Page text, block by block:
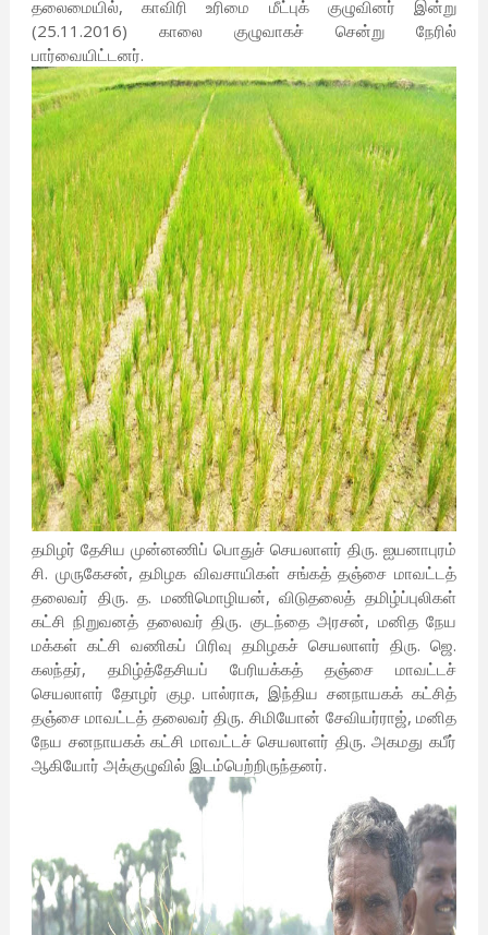
தலைமையில், காவிரி உரிமை மீட்புக் குழுவினர் இன்று
(25.11.2016) காலை குழுவாகச் சென்று நேரில்
பார்வையிட்டனர்.
தமிழர் தேசிய முன்னணிப் பொதுச் செயலாளர் திரு. ஐயனாபுரம்
சி. முருகேசன், தமிழக விவசாயிகள் சங்கத் தஞ்சை மாவட்டத்
தலைவர் திரு. த. மணிமொழியன், விடுதலைத் தமிழ்ப்புலிகள்
கட்சி நிறுவனத் தலைவர் திரு. குடந்தை அரசன், மனித நேய
மக்கள் கட்சி வணிகப் பிரிவு தமிழகச் செயலாளர் திரு. ஜெ.
கலந்தர், தமிழ்த்தேசியப் பேரியக்கத் தஞ்சை மாவட்டச்
செயலாளர் தோழர் குழ. பால்ராசு, இந்திய சனநாயகக் கட்சித்
தஞ்சை மாவட்டத் தலைவர் திரு. சிமியோன் சேவியர்ராஜ், மனித
நேய சனநாயகக் கட்சி மாவட்டச் செயலாளர் திரு. அகமது கபீர்
ஆகியோர் அக்குழுவில் இடம்பெற்றிருந்தனர்.